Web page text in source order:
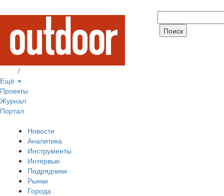
/
Ещё
Проекты
Журнал
Портал
Новости
Аналитика
Инструменты
Интервью
Подрядчики
Рынки
Города